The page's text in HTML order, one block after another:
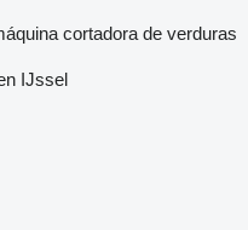
cortadora de verduras
IJssel